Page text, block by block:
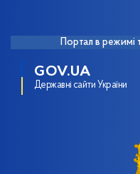
Портал в режимі
GOV.UA
Державні сайти України